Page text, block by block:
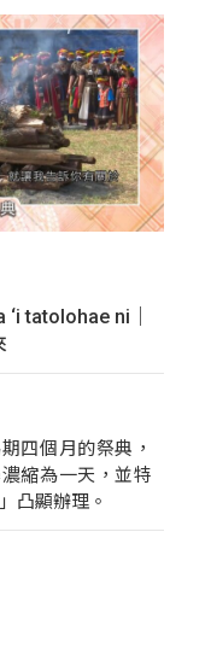
‘i tatolohae ni｜
四個月的祭典，
縮為一天，並特
凸顯辦理。